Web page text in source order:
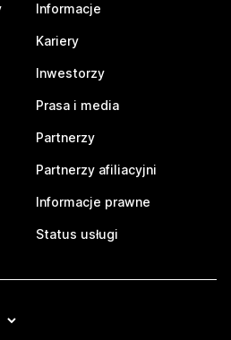
Informacje
Kariery
Inwestorzy
Prasa i media
Partnerzy
Partnerzy afiliacyjni
Informacje prawne
Status usługi